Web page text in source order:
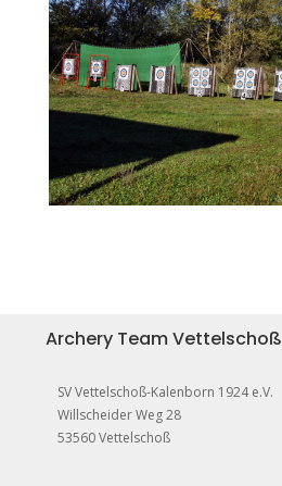
Archery Team Vettelschoß
SV Vettelschoß-Kalenborn 1924 e.V.
Willscheider Weg 28
53560 Vettelschoß